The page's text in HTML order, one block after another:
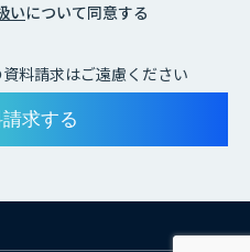
いについて同意する
料請求はご遠慮ください